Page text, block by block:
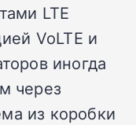
LTE
VoLTE и
иногда
через
из коробки